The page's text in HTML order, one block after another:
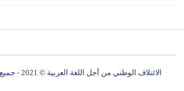
الائتلاف الوطني من أجل اللغة العربية © 2021 - جميع الحقوق محفوظة.